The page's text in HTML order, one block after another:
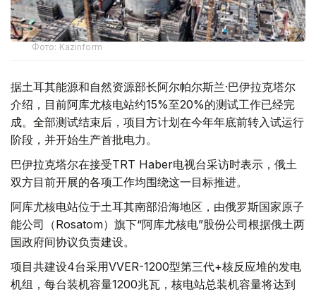
Фото: Kazinform
据土耳其能源和自然资源部长阿尔帕尔斯兰·巴伊拉克塔尔
介绍，目前阿库尤核电站约15%至20%的测试工作已经完
成。全部测试结束后，项目方计划在今年年底前转入试运行
阶段，并开始生产首批电力。
巴伊拉克塔尔在接受TRT Haber电视台采访时表示，俄土
双方目前开展的各项工作均围绕这一目标推进。
阿库尤核电站位于土耳其南部沿海地区，由俄罗斯国家原子
能公司（Rosatom）旗下“阿库尤核电”股份公司根据俄土两
国政府间协议负责建设。
项目共建设4台采用VVER-1200型第三代+核反应堆的发电
机组，每台装机容量1200兆瓦，核电站总装机容量将达到